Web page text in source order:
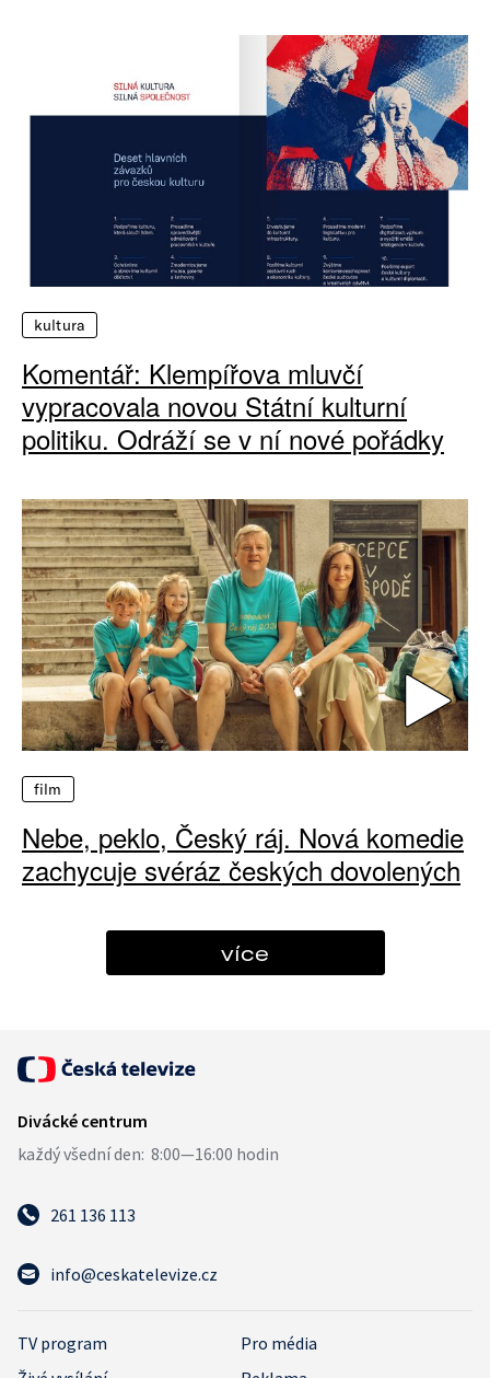
kultura
Komentář: Klempířova mluvčí
vypracovala novou Státní kulturní
politiku. Odráží se v ní nové pořádky
film
Nebe, peklo, Český ráj. Nová komedie
zachycuje svéráz českých dovolených
více
261 136 113
info@ceskatelevize.cz
TV program
Pro média